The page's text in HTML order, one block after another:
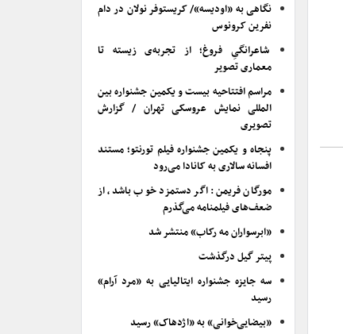
نگاهی به «اودیسه»/ کریستوفر نولان در دام
نفرین کرونوس
شاعرانگیِ فروغ؛ از تجربه‌ی زیسته تا
معماری تصویر
مراسم افتتاحیه بیست و یکمین جشنواره بین
المللی نمایش عروسکی تهران / گزارش
تصویری
پنجاه و یکمین جشنواره فیلم تورنتو؛ مستند
افسانه سالاری به کانادا می‌رود
مورگان فریمن: اگر دستمزد خوب باشد، از
ضعف‌های فیلمنامه می‌گذرم
«ابرسواران مه رکاب» منتشر شد
پیتر گیل درگذشت
سه جایزه جشنواره ایتالیایی به «مرد آرام»
رسید
«بیضایی‌خوانی» به «اژدهاک» رسید